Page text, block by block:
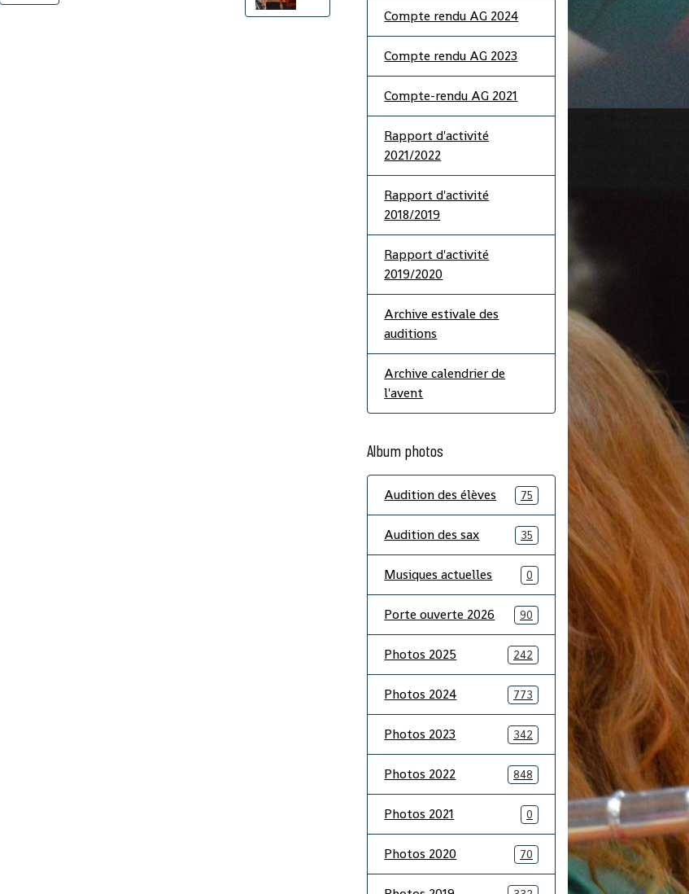
Compte rendu AG 2024
Compte rendu AG 2023
Compte-rendu AG 2021
Rapport d'activité
2021/2022
Rapport d'activité
2018/2019
Rapport d'activité
2019/2020
Archive estivale des
auditions
Archive calendrier de
l'avent
Album photos
Audition des élèves 75
Audition des sax 35
Musiques actuelles 0
Porte ouverte 2026 90
Photos 2025 242
Photos 2024 773
Photos 2023 342
Photos 2022 848
Photos 2021 0
Photos 2020 70